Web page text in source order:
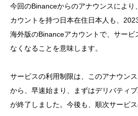
今回のBinanceからのアナウンスにより
カウントを持つ日本在住日本人も、
海外版のBinanceアカウントで、サービ
なくなることを意味します。
サービスの利用制限は、このアナウン
から、早速始まり、まずはデリバティ
が終了しました。今後も、順次サービ